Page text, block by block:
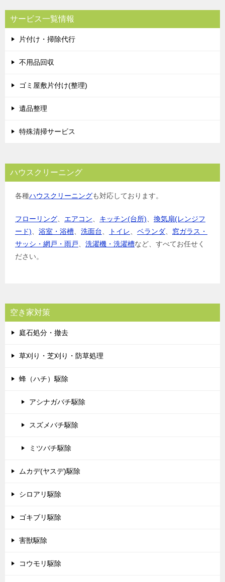
ビ
ゲ
ー
シ
サービス一覧情報
片付け・掃除代行
不用品回収
ゴミ屋敷片付け(整理)
遺品整理
特殊清掃サービス
ハウスクリーニング
各種ハウスクリーニングも対応しております。
フローリング エアコン キッチン(台所)
換気扇(レンジフ
ード)
浴室・浴槽 洗面台 トイレ ベランダ
窓ガラス・
サッシ・網戸・雨戸
洗濯機・洗濯槽など、すべてお任せく
ださい。
空き家対策
庭石処分・撤去
草刈り・芝刈り・防草処理
蜂（ハチ）駆除
アシナガバチ駆除
スズメバチ駆除
ミツバチ駆除
ムカデ(ヤスデ)駆除
シロアリ駆除
ゴキブリ駆除
害獣駆除
コウモリ駆除